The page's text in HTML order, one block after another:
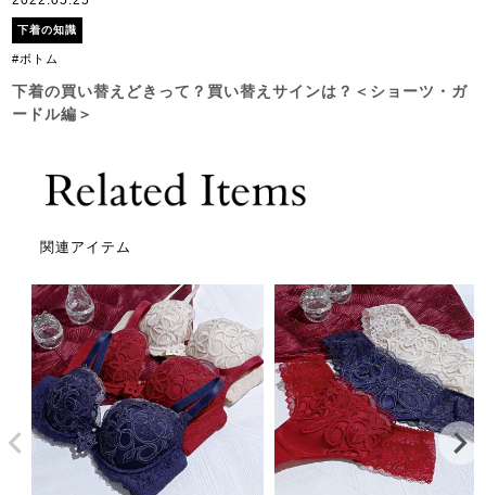
下着の知識
#ボトム
下着の買い替えどきって？買い替えサインは？＜ショーツ・ガ
ードル編＞
関連アイテム